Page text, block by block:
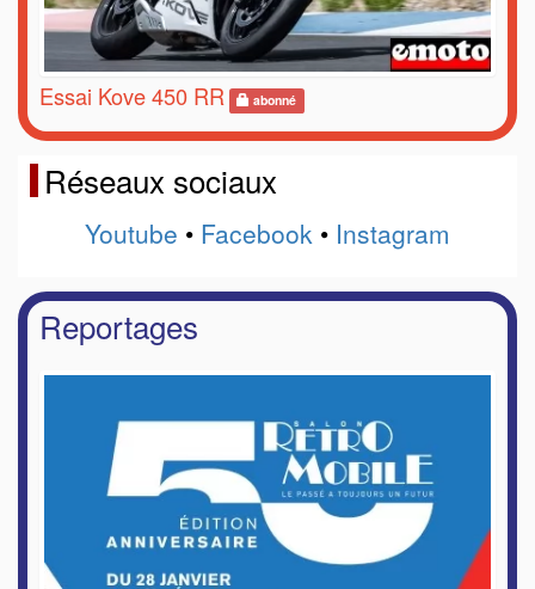
Essai Kove 450 RR abonné
Réseaux sociaux
Youtube • Facebook • Instagram
Reportages